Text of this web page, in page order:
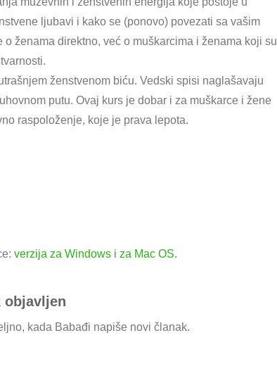
ljubavi i kako se (ponovo) povezati sa vašim
ženama direktno, već o muškarcima i ženama koji su
ženstvenom biću. Vedski spisi naglašavaju
putu. Ovaj kurs je dobar i za muškarce i žene
raspoloženje, koje je prava lepota.
verzija za Windows i za Mac OS.
objavljen
kada Babađi napiše novi članak.